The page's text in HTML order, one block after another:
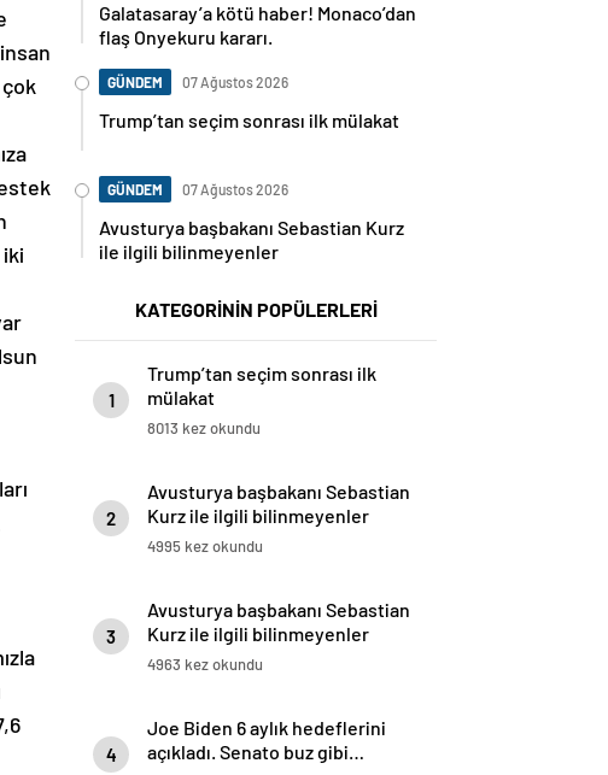
Galatasaray’a kötü haber! Monaco’dan
flaş Onyekuru kararı.
GÜNDEM 07 Ağustos 2026
Trump’tan seçim sonrası ilk mülakat
GÜNDEM 07 Ağustos 2026
Avusturya başbakanı Sebastian Kurz
ile ilgili bilinmeyenler
KATEGORİNİN POPÜLERLERİ
1
Trump’tan seçim sonrası ilk
mülakat
8013 kez okundu
2
Avusturya başbakanı Sebastian
Kurz ile ilgili bilinmeyenler
4995 kez okundu
3
Avusturya başbakanı Sebastian
Kurz ile ilgili bilinmeyenler
4963 kez okundu
4
Joe Biden 6 aylık hedeflerini
açıkladı. Senato buz gibi…